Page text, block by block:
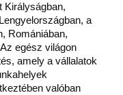
Királyságban,
a
Romániában,
egész világon
amely a vállalatok
valóban